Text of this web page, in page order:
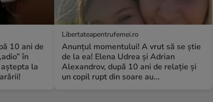
10 ani de
în
la
Libertateapentrufemei.ro
Anunțul momentului! A vrut să se știe
de la ea! Elena Udrea și Adrian
Alexandrov, după 10 ani de relație și
un copil rupt din soare au...